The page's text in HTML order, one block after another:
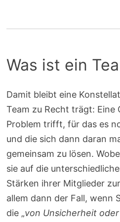
Was ist ein
Damit bleibt eine
Team zu Recht trägt: Eine
Problem trifft, für das es
und die sich dann daran
gemeinsam zu lösen.
sie auf die
Stärken ihrer Mitglieder
allem dann der Fall, wenn
die „von Unsicherheit